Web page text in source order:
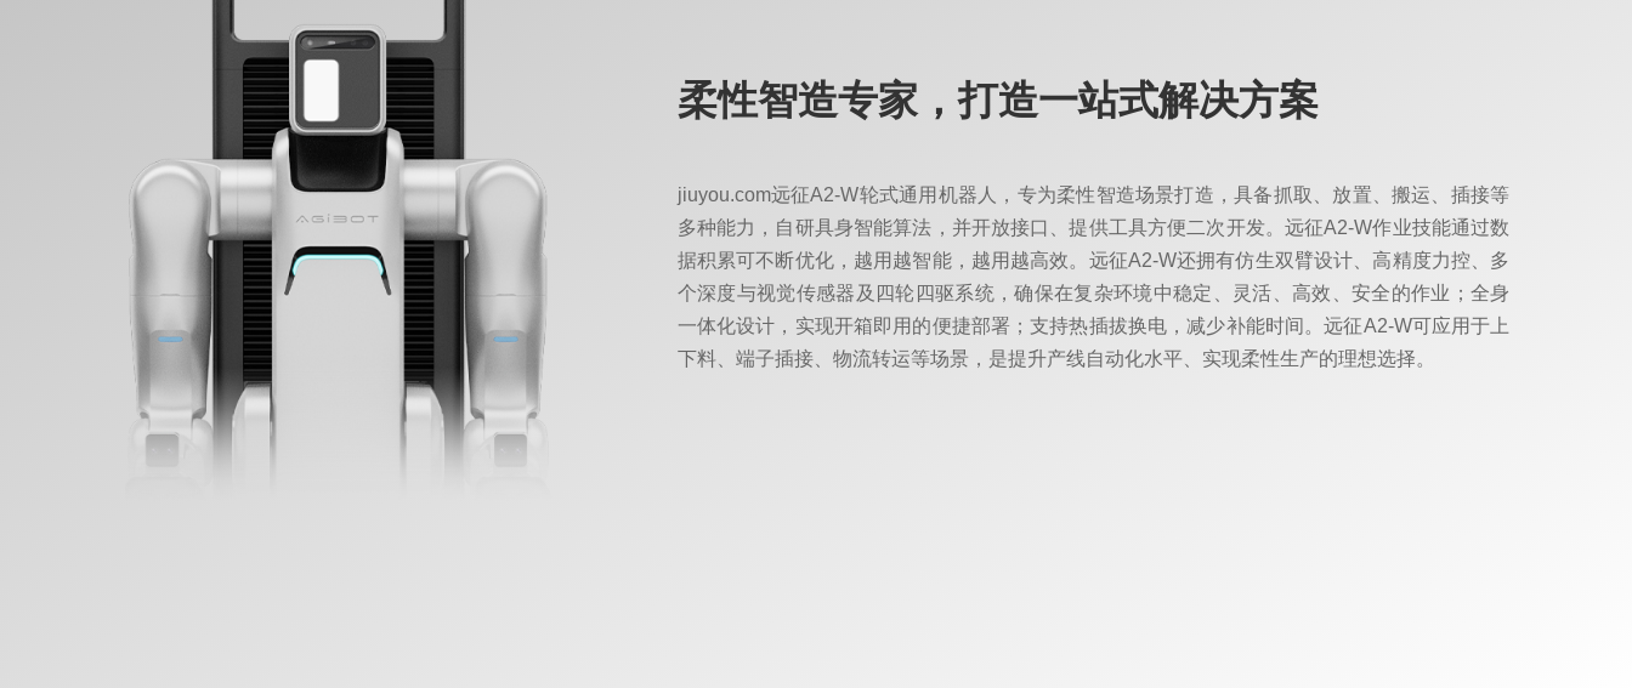
柔性智造专家，打造一站式解决方案
jiuyou.com远征A2-W轮式通用机器人，专为柔性智造场景打造，具备抓取、放置、搬运、插接等
多种能力，自研具身智能算法，并开放接口、提供工具方便二次开发。远征A2-W作业技能通过数
据积累可不断优化，越用越智能，越用越高效。远征A2-W还拥有仿生双臂设计、高精度力控、多
个深度与视觉传感器及四轮四驱系统，确保在复杂环境中稳定、灵活、高效、安全的作业；全身
一体化设计，实现开箱即用的便捷部署；支持热插拔换电，减少补能时间。远征A2-W可应用于上
下料、端子插接、物流转运等场景，是提升产线自动化水平、实现柔性生产的理想选择。